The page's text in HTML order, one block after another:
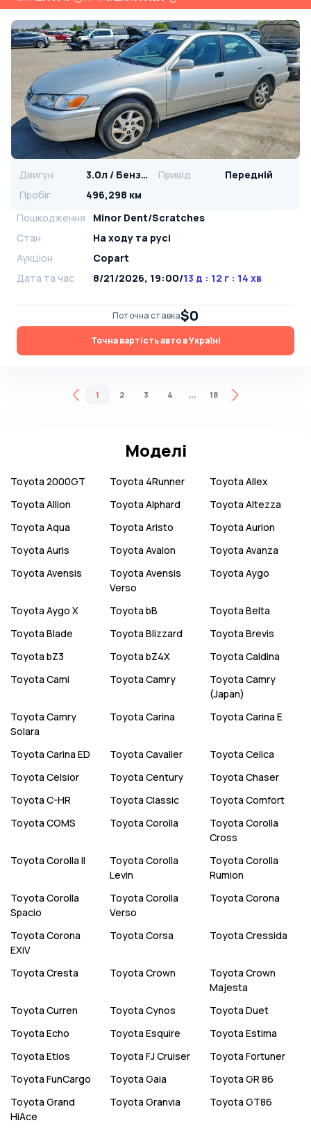
Двигун 3.0л / Бензин Привід
Передній
Пробіг
496,298 км
Пошкодження
Minor Dent/Scratches
Стан
На ​​ходу та русі
Аукціон
Copart
Дата та час
8/21/2026, 19:00/13 д : 12 г : 14 хв
Поточна ставка$0
Точна вартість авто в Україні
1 2 3 4 ... 18
Моделі
Toyota 2000GT Toyota 4Runner Toyota Allex
Toyota Allion Toyota Alphard Toyota Altezza
Toyota Aqua Toyota Aristo Toyota Aurion
Toyota Auris Toyota Avalon Toyota Avanza
Toyota Avensis Toyota Avensis
Verso
Toyota Aygo
Toyota Aygo X Toyota bB Toyota Belta
Toyota Blade Toyota Blizzard Toyota Brevis
Toyota bZ3 Toyota bZ4X Toyota Caldina
Toyota Cami Toyota Camry Toyota Camry
(Japan)
Toyota Camry
Solara
Toyota Carina Toyota Carina E
Toyota Carina ED Toyota Cavalier Toyota Celica
Toyota Celsior Toyota Century Toyota Chaser
Toyota C-HR Toyota Classic Toyota Comfort
Toyota COMS Toyota Corolla Toyota Corolla
Cross
Toyota Corolla II Toyota Corolla
Levin
Toyota Corolla
Rumion
Toyota Corolla
Spacio
Toyota Corolla
Verso
Toyota Corona
Toyota Corona
EXiV
Toyota Corsa Toyota Cressida
Toyota Cresta Toyota Crown Toyota Crown
Majesta
Toyota Curren Toyota Cynos Toyota Duet
Toyota Echo Toyota Esquire Toyota Estima
Toyota Etios Toyota FJ Cruiser Toyota Fortuner
Toyota FunCargo Toyota Gaia Toyota GR 86
Toyota Grand
HiAce
Toyota Granvia Toyota GT86